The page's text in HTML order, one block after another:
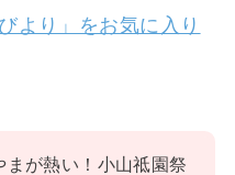
より」をお気に入り
まが熱い！小山祗園祭